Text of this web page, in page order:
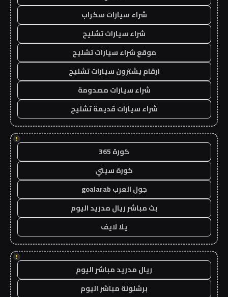
شراء سيارات سكراب
شراء سيارات تشليح
موقع شراء سيارات تشليح
ارقام يشترون سيارات تشليح
شراء سيارات مصدومة
شراء سيارات قديمة تشليح
!
كورة 365
كورة سيتي
جول العرب goalarab
بث مباشر ريال مدريد اليوم
يلا لايف
!
ريال مدريد مباشر اليوم
برشلونة مباشر اليوم